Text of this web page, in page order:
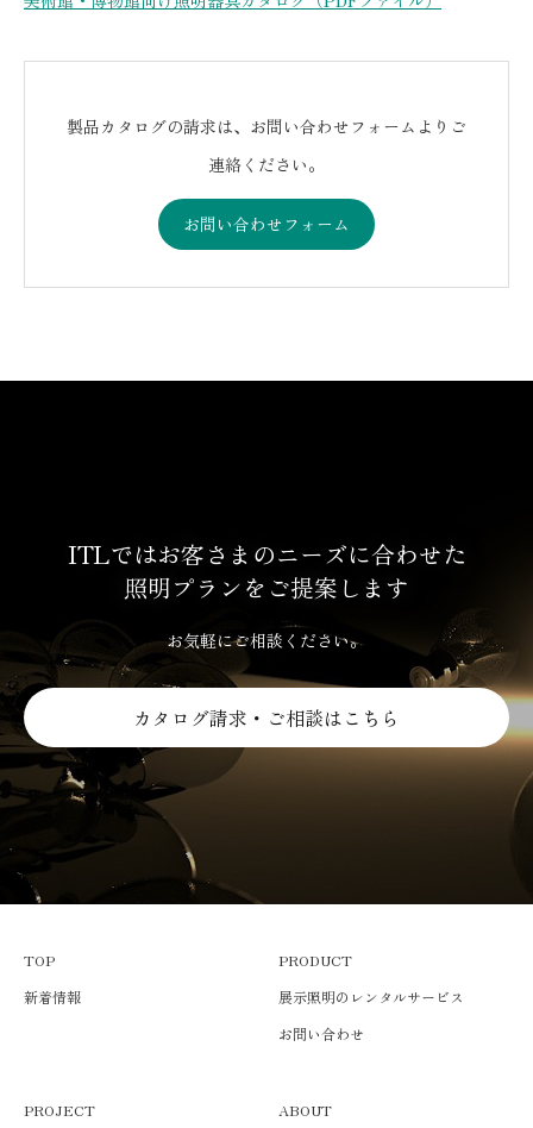
製品カタログの請求は、お問い合わせフォームよりご
連絡ください。
お問い合わせフォーム
ITLではお客さまのニーズに合わせた
照明プランをご提案します
お気軽にご相談ください。
カタログ請求・ご相談はこちら
TOP
新着情報
PRODUCT
展示照明のレンタルサービス
お問い合わせ
PROJECT ABOUT